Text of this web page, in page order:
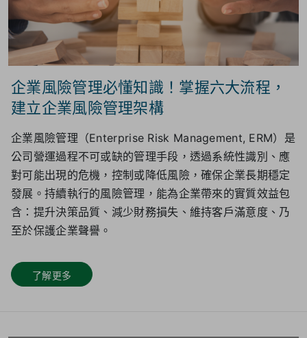
企業風險管理必懂知識！掌握六大流程，
建立企業風險管理架構
企業風險管理（Enterprise Risk Management, ERM）是
公司營運過程不可或缺的管理手段，透過系統性識別、應
對可能出現的危機，控制或降低風險，確保企業長期穩定
發展。持續執行的風險管理，能為企業帶來的實質效益包
含：提升決策品質、減少財務損失、維持客戶滿意度、乃
至於保護企業聲譽。
了解更多